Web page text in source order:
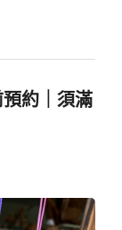
預約｜須滿